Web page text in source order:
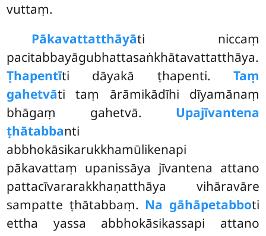
vuttaṃ.
Pākavattatthāyāti niccaṃ
pacitabbayāgubhattasaṅkhātavattatthāya.
Ṭhapentīti dāyakā ṭhapenti. Taṃ
gahetvāti taṃ ārāmikādīhi dīyamānaṃ
bhāgaṃ gahetvā. Upajīvantena
ṭhātabbanti
abbhokāsikarukkhamūlikenapi
pākavattaṃ upanissāya jīvantena attano
pattacīvararakkhaṇatthāya vihāravāre
sampatte ṭhātabbaṃ. Na gāhāpetabboti
ettha yassa abbhokāsikassapi attano